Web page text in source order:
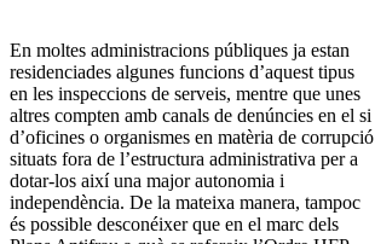
En moltes administracions públiques ja estan
residenciades algunes funcions d’aquest tipus
en les inspeccions de serveis, mentre que unes
altres compten amb canals de denúncies en el si
d’oficines o organismes en matèria de corrupció
situats fora de l’estructura administrativa per a
dotar-los així una major autonomia i
independència. De la mateixa manera, tampoc
és possible desconéixer que en el marc dels